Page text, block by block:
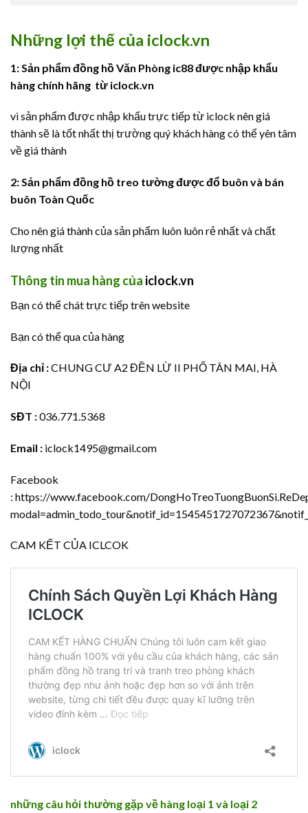
Những lợi thế của iclock.vn
1: Sản phẩm đồng hồ Văn Phòng ic88 được nhập khẩu
hàng chính hãng từ iclock.vn
vì sản phẩm được nhập khẩu trực tiếp từ iclock nên giá
thành sẽ là tốt nhất thị trường quý khách hàng có thể yên tâm
về giá thành
2: Sản phẩm đồng hồ treo tường được đổ buôn và bán
buôn Toàn Quốc
Cho nên giá thành của sản phẩm luôn luôn rẻ nhất và chất
lượng nhất
Thông tin mua hàng của iclock.vn
Bạn có thể chát trực tiếp trên website
Bạn có thể qua của hàng
Địa chỉ :CHUNG CƯ A2 ĐỀN LỪ II PHỐ TÂN MAI, HÀ
NỘI
SĐT :036.771.5368
Email : iclock1495@gmail.com
Facebook
: https://www.facebook.com/
CAM KẾT CỦA ICLCOK
những câu hỏi thường gặp về hàng loại 1 và loại 2